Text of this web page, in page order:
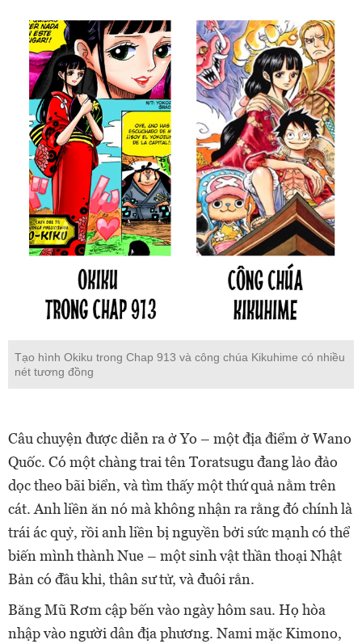
Tạo hình Okiku trong Chap 913 và công chúa Kikuhime có nhiều
nét tương đồng
Câu chuyện được diễn ra ở Yo – một địa điểm ở Wano
Quốc. Có một chàng trai tên Toratsugu đang lảo đảo
dọc theo bãi biển, và tìm thấy một thứ quả nằm trên
cát. Anh liền ăn nó mà không nhận ra rằng đó chính là
trái ác quỷ, rồi anh liền bị nguyền bởi sức mạnh có thể
biến mình thành Nue – một sinh vật thần thoại Nhật
Bản có đầu khỉ, thân sư tử, và đuôi rắn.
Băng Mũ Rơm cập bến vào ngày hôm sau. Họ hòa
nhập vào người dân địa phương. Nami mặc Kimono,